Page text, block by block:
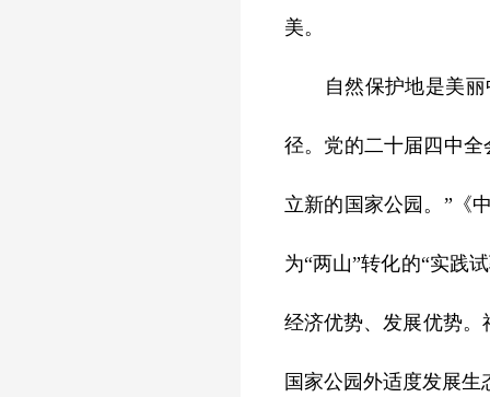
美。
自然保护地是美丽中
径。党的二十届四中
立新的国家公园。”《
为“两山”转化的“实践
经济优势、发展优势。
国家公园外适度发展